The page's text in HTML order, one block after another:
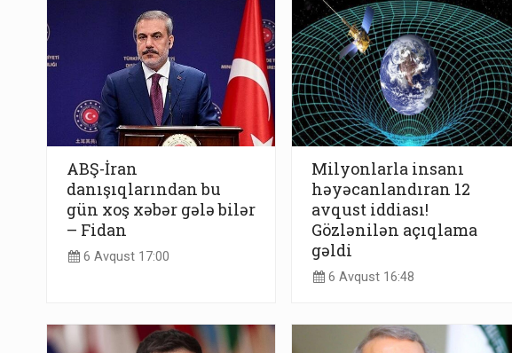
ABŞ-İran
danışıqlarından bu
gün xoş xəbər gələ bilər
– Fidan
6 Avqust 17:00
Milyonlarla insanı
həyəcanlandıran 12
avqust iddiası!
Gözlənilən açıqlama
gəldi
6 Avqust 16:48